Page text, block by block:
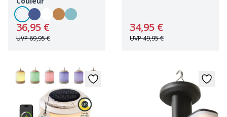
36,95 €
UVP69,95 €
34,95 €
UVP49,95 €